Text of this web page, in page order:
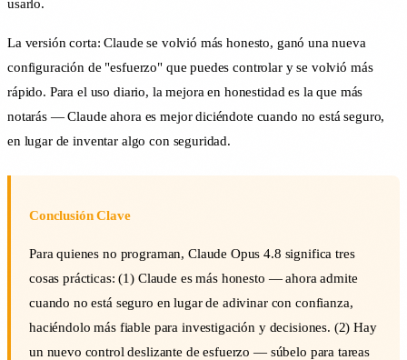
usarlo.
La versión corta: Claude se volvió más honesto, ganó una nueva
configuración de "esfuerzo" que puedes controlar y se volvió más
rápido. Para el uso diario, la mejora en honestidad es la que más
notarás — Claude ahora es mejor diciéndote cuando no está seguro,
en lugar de inventar algo con seguridad.
Conclusión Clave
Para quienes no programan, Claude Opus 4.8 significa tres
cosas prácticas: (1) Claude es más honesto — ahora admite
cuando no está seguro en lugar de adivinar con confianza,
haciéndolo más fiable para investigación y decisiones. (2) Hay
un nuevo control deslizante de esfuerzo — súbelo para tareas